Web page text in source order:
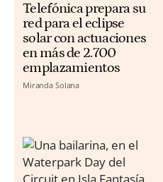
Telefónica prepara su
red para el eclipse
solar con actuaciones
en más de 2.700
emplazamientos
Miranda Solana